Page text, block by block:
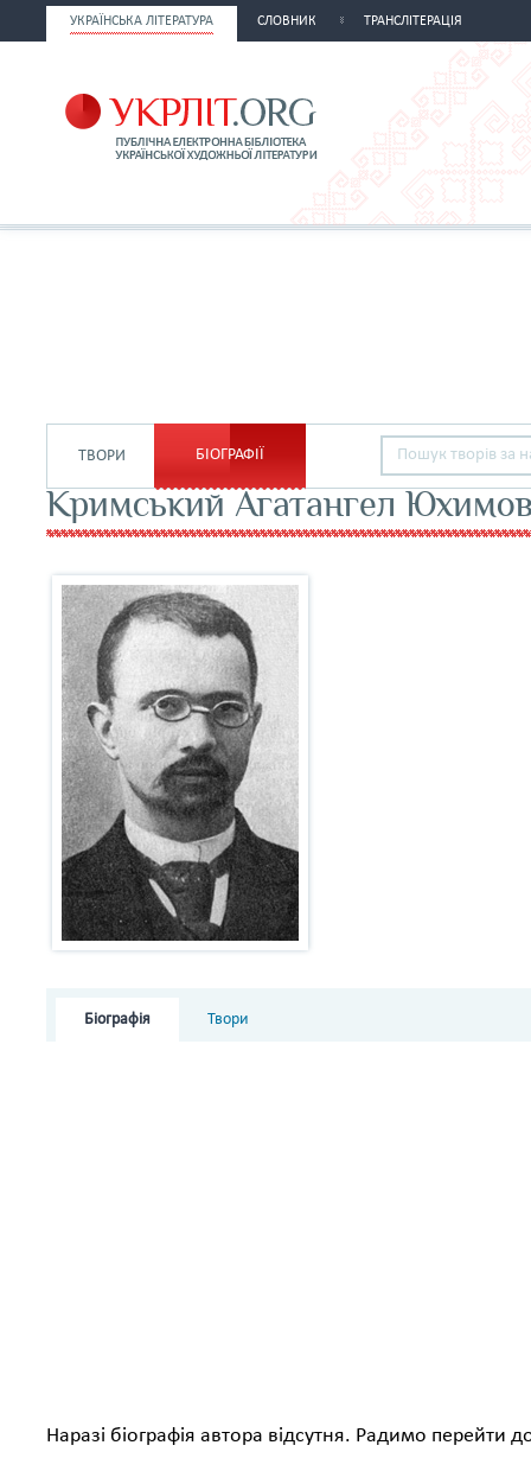
УКРАЇНСЬКА ЛІТЕРАТУРА СЛОВНИК ТРАНСЛІТЕРАЦІЯ
ТВОРИ БІОГРАФІЇ
Кримський Агатангел
Біографія Твори
Наразі біографія автора відсутня. Радимо перейти